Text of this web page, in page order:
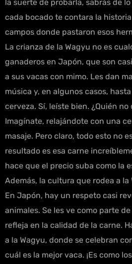
la suerte de probarla, sabrás de
cada bocado te contara la
campos donde pastaron esos
La crianza de la Wagyu no es
ganaderos en Japón, que son
a sus vacas con mimo. Les dan
música y, en algunos casos,
cerveza. Sí, leíste bien. ¿Quién
Imagínate, relajándote con una
masaje. Pero claro, todo esto no
resultado es esa carne
hace que el precio suba como la
Además, la cultura que rodea a la
En Japón, hay un respeto casi
animales. Se les ve como parte
refleja en la calidad de la carne.
a la Wagyu, donde se celebran
cuál es la mejor vaca. ¡Es como